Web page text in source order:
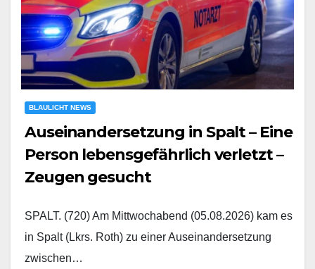
BLAULICHT NEWS
Auseinandersetzung in Spalt – Eine
Person lebensgefährlich verletzt –
Zeugen gesucht
SPALT. (720) Am Mittwochabend (05.08.2026) kam es
in Spalt (Lkrs. Roth) zu einer Auseinandersetzung
zwischen…